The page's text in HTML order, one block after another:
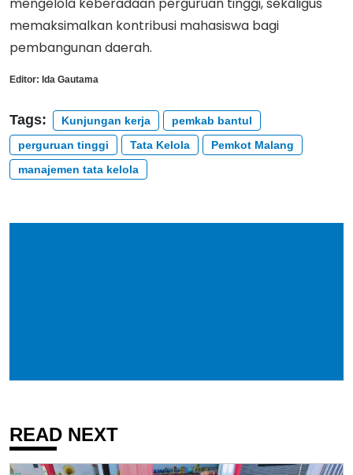
memaksimalkan kontribusi mahasiswa bagi
pembangunan daerah.
Editor: Ida Gautama
Tags: Kunjungan kerja
pemkab bantul
perguruan tinggi
Tata Kelola
Pemkot Malang
manajemen tata kelola
READ NEXT